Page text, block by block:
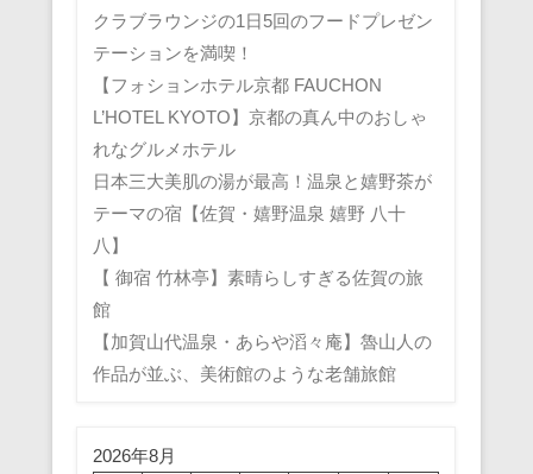
クラブラウンジの1日5回のフードプレゼン
テーションを満喫！
【フォションホテル京都 FAUCHON
L’HOTEL KYOTO】京都の真ん中のおしゃ
れなグルメホテル
日本三大美肌の湯が最高！温泉と嬉野茶が
テーマの宿【佐賀・嬉野温泉 嬉野 八十
八】
【 御宿 竹林亭】素晴らしすぎる佐賀の旅
館
【加賀山代温泉・あらや滔々庵】魯山人の
作品が並ぶ、美術館のような老舗旅館
2026年8月